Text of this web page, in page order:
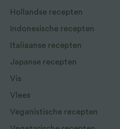
Hollandse recepten
Indonesische recepten
Italiaanse recepten
Japanse recepten
Vis
Vlees
Veganistische recepten